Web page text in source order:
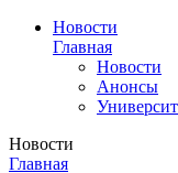
Новости
Главная
Новости
Анонсы
Новости
Главная